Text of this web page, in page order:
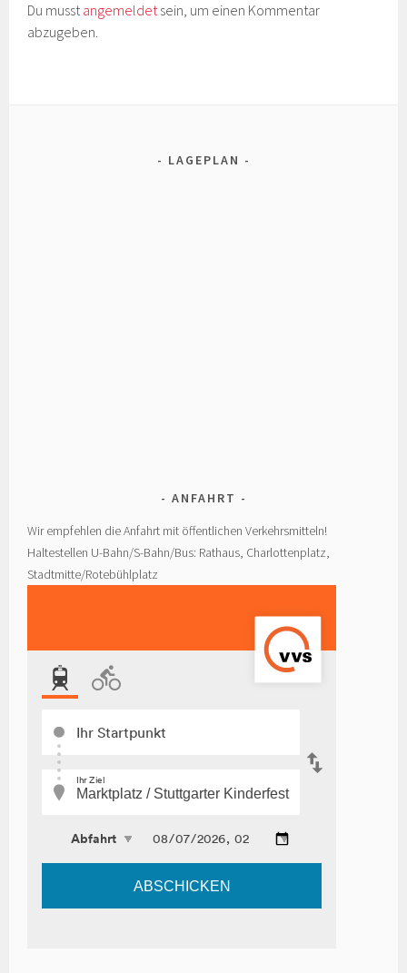
Du musstangemeldetsein, um einen Kommentar
abzugeben.
LAGEPLAN
ANFAHRT
Wir empfehlen die Anfahrt mit öffentlichen Verkehrsmitteln!
Haltestellen U-Bahn/S-Bahn/Bus: Rathaus, Charlottenplatz,
Stadtmitte/Rotebühlplatz